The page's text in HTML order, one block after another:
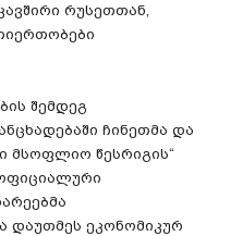
რუსეთთან
შემდეგ
ჩინეთმა და
მსოფლიო წესრიგის“
დაუთმეს ეკონომიკურ